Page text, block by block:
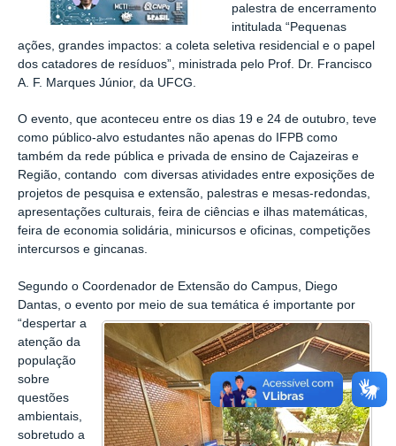
palestra de encerramento
intitulada “Pequenas
ações, grandes impactos: a coleta seletiva residencial e o papel
dos catadores de resíduos”, ministrada pelo Prof. Dr. Francisco
A. F. Marques Júnior, da UFCG.
O evento, que aconteceu entre os dias 19 e 24 de outubro, teve
como público-alvo estudantes não apenas do IFPB como
também da rede pública e privada de ensino de Cajazeiras e
Região, contando com diversas atividades entre exposições de
projetos de pesquisa e extensão, palestras e mesas-redondas,
apresentações culturais, feira de ciências e ilhas matemáticas,
feira de economia solidária, minicursos e oficinas, competições
intercursos e gincanas.
Segundo o Coordenador de Extensão do Campus, Diego
Dantas, o evento por meio de sua temática é importante por
“despertar a
atenção da
população
sobre
questões
ambientais,
sobretudo a